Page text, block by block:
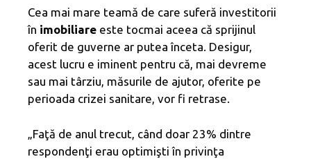
Cea mai mare teamă de care suferă investitorii
în imobiliare este tocmai aceea că sprijinul
oferit de guverne ar putea înceta. Desigur,
acest lucru e iminent pentru că, mai devreme
sau mai târziu, măsurile de ajutor, oferite pe
perioada crizei sanitare, vor fi retrase.
„Faţă de anul trecut, când doar 23% dintre
respondenţi erau optimişti în privinţa